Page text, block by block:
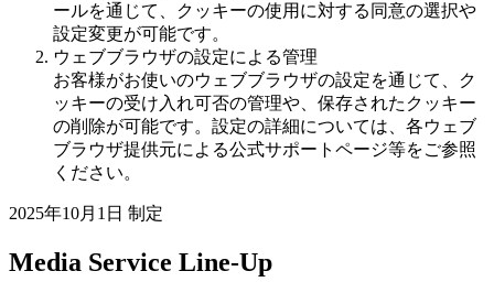
ールを通じて、クッキーの使用に対する同意の選択や
設定変更が可能です。
ウェブブラウザの設定による管理
お客様がお使いのウェブブラウザの設定を通じて、ク
ッキーの受け入れ可否の管理や、保存されたクッキー
の削除が可能です。設定の詳細については、各ウェブ
ブラウザ提供元による公式サポートページ等をご参照
ください。
2025年10月1日 制定
Media Service Line-Up